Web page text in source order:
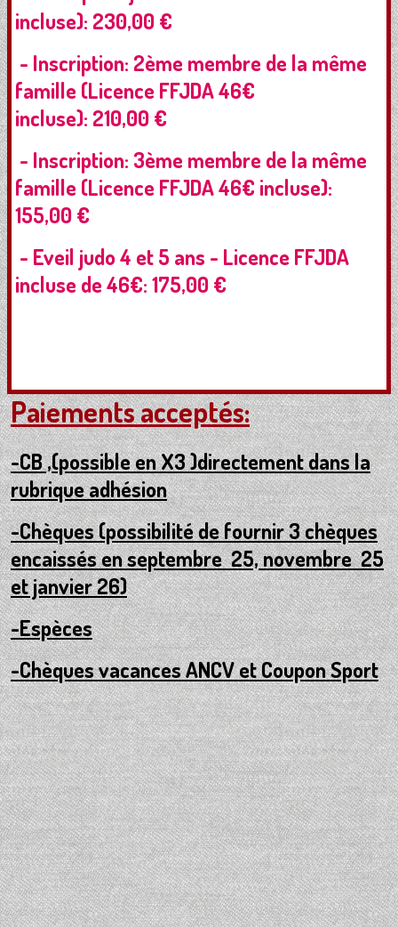
incluse): 230,00 €
- Inscription: 2ème membre de la même
famille (Licence FFJDA 46€
incluse): 210,00 €
- Inscription: 3ème membre de la même
famille (Licence FFJDA 46€ incluse):
155,00 €
- Eveil judo 4 et 5 ans - Licence FFJDA
incluse de 46€: 175,00 €
Paiements acceptés:
-CB ,(possible en X3 )directement dans la
rubrique adhésion
-Chèques (possibilité de fournir 3 chèques
encaissés en septembre 25, novembre 25
et janvier 26)
-Espèces
-Chèques vacances ANCV et Coupon Sport